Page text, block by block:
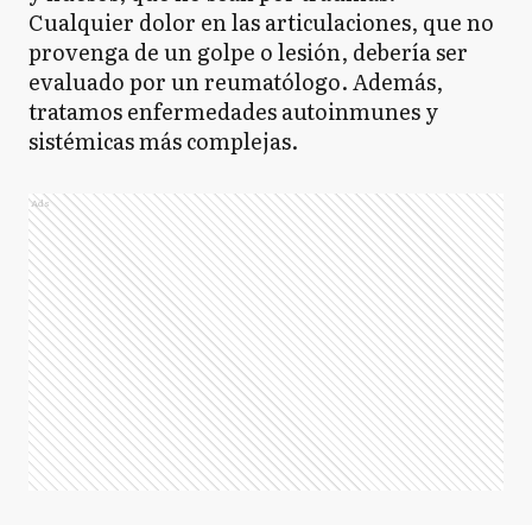
Cualquier dolor en las articulaciones, que no
provenga de un golpe o lesión, debería ser
evaluado por un reumatólogo. Además,
tratamos enfermedades autoinmunes y
sistémicas más complejas.
Ads